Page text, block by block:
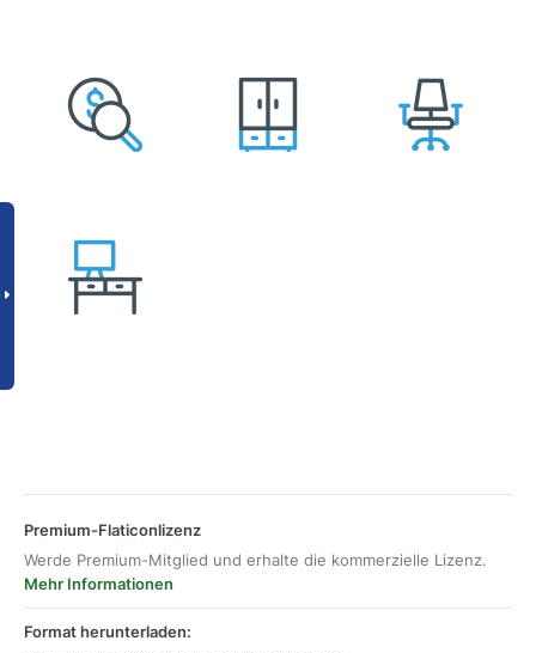
Premium-Flaticonlizenz
Werde Premium-Mitglied und erhalte die kommerzielle Lizenz.
Mehr Informationen
Format herunterladen: